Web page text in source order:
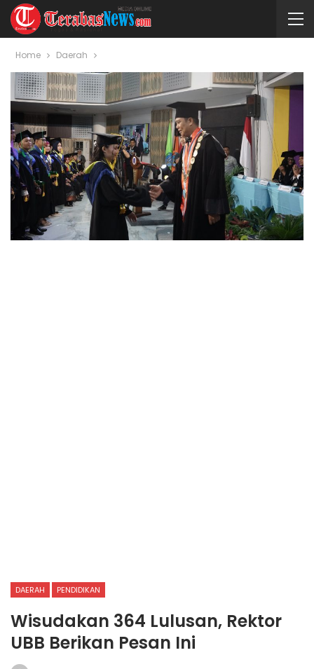
Home Daerah
DAERAH PENDIDIKAN
Wisudakan 364 Lulusan, Rektor
UBB Berikan Pesan Ini